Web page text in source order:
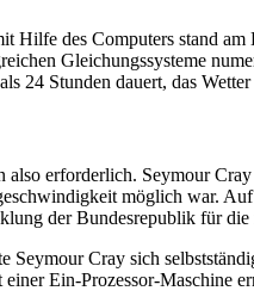
Hilfe des Computers stand am
Gleichungssysteme
24 Stunden dauert, das
also erforderlich. Seymour
möglich war.
der Bundesrepublik für die
Seymour Cray sich
Ein-Prozessor-Maschine